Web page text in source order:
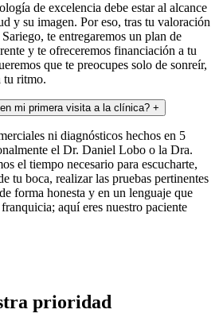
de excelencia debe estar al alcance
y su imagen. Por eso, tras tu valoración
te entregaremos un plan de
y te ofreceremos financiación a tu
que te preocupes solo de sonreír,
tu ritmo.
mi primera visita a la clínica? +
ni diagnósticos hechos en 5
el Dr. Daniel Lobo o la Dra.
el tiempo necesario para escucharte,
tu boca, realizar las pruebas pertinentes
forma honesta y en un lenguaje que
aquí eres nuestro paciente
prioridad